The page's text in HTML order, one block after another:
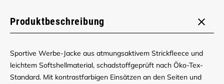
Produktbeschreibung
Sportive Werbe-Jacke aus atmungsaktivem Strickfleece und
leichtem Softshellmaterial, schadstoffgeprüft nach Öko-Tex-
Standard. Mit kontrastfarbigen Einsätzen an den Seiten und